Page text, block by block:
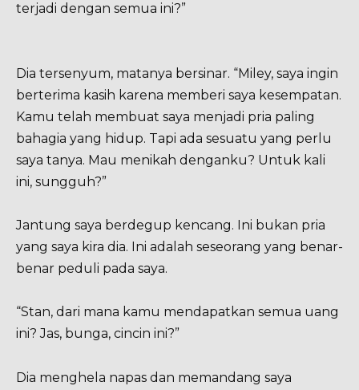
terjadi dengan semua ini?”
Dia tersenyum, matanya bersinar. “Miley, saya ingin
berterima kasih karena memberi saya kesempatan.
Kamu telah membuat saya menjadi pria paling
bahagia yang hidup. Tapi ada sesuatu yang perlu
saya tanya. Mau menikah denganku? Untuk kali
ini, sungguh?”
Jantung saya berdegup kencang. Ini bukan pria
yang saya kira dia. Ini adalah seseorang yang benar-
benar peduli pada saya.
“Stan, dari mana kamu mendapatkan semua uang
ini? Jas, bunga, cincin ini?”
Dia menghela napas dan memandang saya